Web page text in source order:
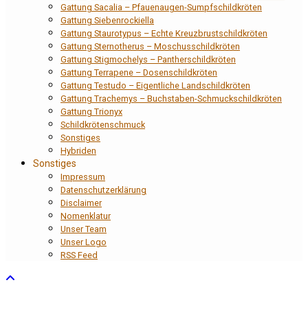
Gattung Sacalia – Pfauenaugen-Sumpfschildkröten
Gattung Siebenrockiella
Gattung Staurotypus – Echte Kreuzbrustschildkröten
Gattung Sternotherus – Moschusschildkröten
Gattung Stigmochelys – Pantherschildkröten
Gattung Terrapene – Dosenschildkröten
Gattung Testudo – Eigentliche Landschildkröten
Gattung Trachemys – Buchstaben-Schmuckschildkröten
Gattung Trionyx
Schildkrötenschmuck
Sonstiges
Hybriden
Sonstiges
Impressum
Datenschutzerklärung
Disclaimer
Nomenklatur
Unser Team
Unser Logo
RSS Feed